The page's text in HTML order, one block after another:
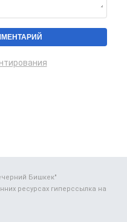
Бишкек"
ресурсах гиперссылка на